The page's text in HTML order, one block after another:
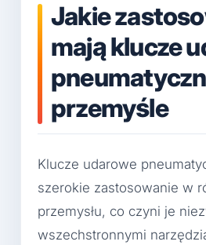
Jakie
mają klucze
przemyśle
Klucze udarowe
szerokie zastosowanie w
przemysłu, co czyni je
wszechstronnymi